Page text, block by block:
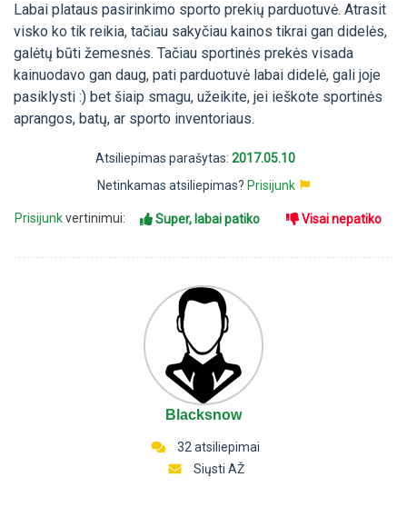
Labai plataus pasirinkimo sporto prekių parduotuvė. Atrasit
visko ko tik reikia, tačiau sakyčiau kainos tikrai gan didelės,
galėtų būti žemesnės. Tačiau sportinės prekės visada
kainuodavo gan daug, pati parduotuvė labai didelė, gali joje
pasiklysti :) bet šiaip smagu, užeikite, jei ieškote sportinės
aprangos, batų, ar sporto inventoriaus.
Atsiliepimas parašytas: 2017.05.10
Netinkamas atsiliepimas? Prisijunk
Prisijunkvertinimui: Super, labai patiko Visai nepatiko
Blacksnow
32 atsiliepimai
Siųsti AŽ